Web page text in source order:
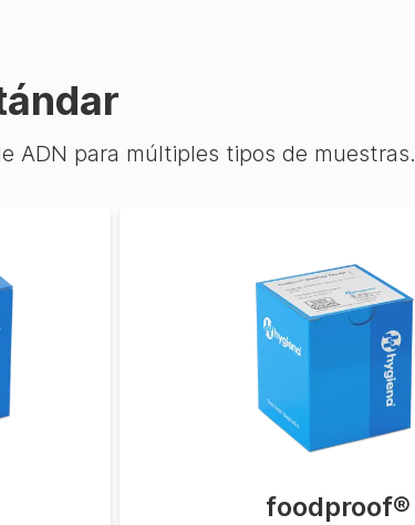
ADN para múltiples tipos de muestras.
foodproof®